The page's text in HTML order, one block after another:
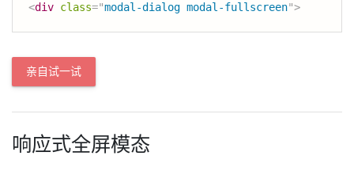
<div class="modal-dialog modal-fullscreen">
亲自试一试
响应式全屏模态